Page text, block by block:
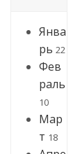
Янва
рь 22
Фев
раль
10
Мар
т 18